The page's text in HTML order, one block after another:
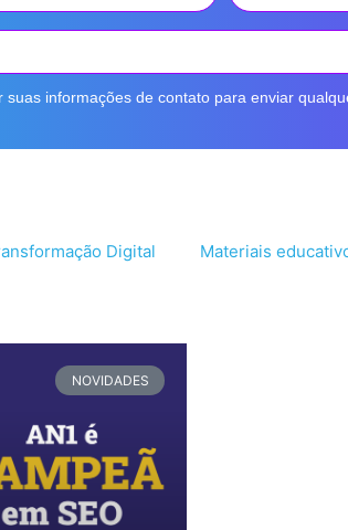
suas informações de contato para enviar
Digital Materiais
NOVIDADES